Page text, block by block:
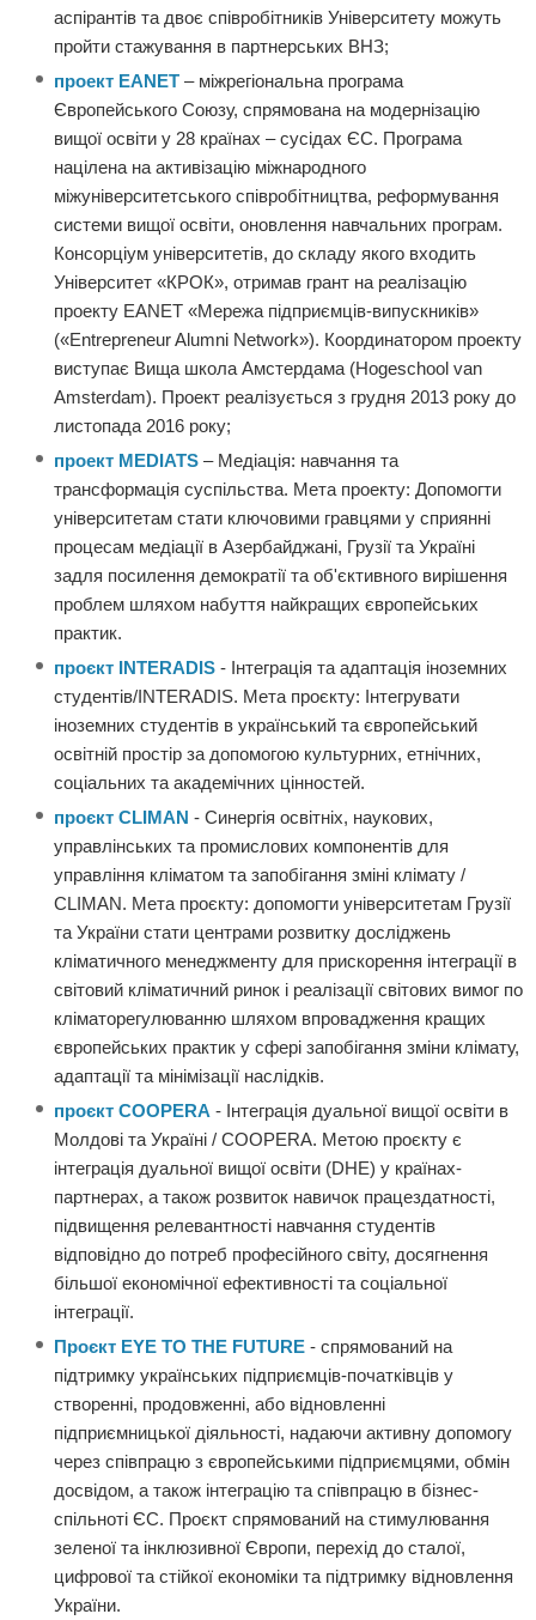
аспірантів та двоє співробітників Університету можуть
пройти стажування в партнерських ВНЗ;
проект EANET – міжрегіональна програма
Європейського Союзу, спрямована на модернізацію
вищої освіти у 28 країнах – сусідах ЄС. Програма
націлена на активізацію міжнародного
міжуніверситетського співробітництва, реформування
системи вищої освіти, оновлення навчальних програм.
Консорціум університетів, до складу якого входить
Університет «КРОК», отримав грант на реалізацію
проекту EANET «Мережа підприємців-випускників»
(«Entrepreneur Alumni Network»). Координатором проекту
виступає Вища школа Амстердама (Hogeschool van
Amsterdam). Проект реалізується з грудня 2013 року до
листопада 2016 року;
проект MEDIATS – Медіація: навчання та
трансформація суспільства. Мета проекту: Допомогти
університетам стати ключовими гравцями у сприянні
процесам медіації в Азербайджані, Грузії та Україні
задля посилення демократії та об'єктивного вирішення
проблем шляхом набуття найкращих європейських
практик.
проєкт INTERADIS - Інтеграція та адаптація іноземних
студентів/INTERADIS. Мета проєкту: Інтегрувати
іноземних студентів в український та європейський
освітній простір за допомогою культурних, етнічних,
соціальних та академічних цінностей.
проєкт CLIMAN - Синергія освітніх, наукових,
управлінських та промислових компонентів для
управління кліматом та запобігання зміні клімату /
CLIMAN. Мета проєкту: допомогти університетам Грузії
та України стати центрами розвитку досліджень
кліматичного менеджменту для прискорення інтеграції в
світовий кліматичний ринок і реалізації світових вимог по
кліматорегулюванню шляхом впровадження кращих
європейських практик у сфері запобігання зміни клімату,
адаптації та мінімізації наслідків.
проєкт COOPERA - Інтеграція дуальної вищої освіти в
Молдові та Україні / COOPERA. Метою проєкту є
інтеграція дуальної вищої освіти (DHE) у країнах-
партнерах, а також розвиток навичок працездатності,
підвищення релевантності навчання студентів
відповідно до потреб професійного світу, досягнення
більшої економічної ефективності та соціальної
інтеграції.
Проєкт EYE TO THE FUTURE - спрямований на
підтримку українських підприємців-початківців у
створенні, продовженні, або відновленні
підприємницької діяльності, надаючи активну допомогу
через співпрацю з європейськими підприємцями, обмін
досвідом, а також інтеграцію та співпрацю в бізнес-
спільноті ЄС. Проєкт спрямований на стимулювання
зеленої та інклюзивної Європи, перехід до сталої,
цифрової та стійкої економіки та підтримку відновлення
України.